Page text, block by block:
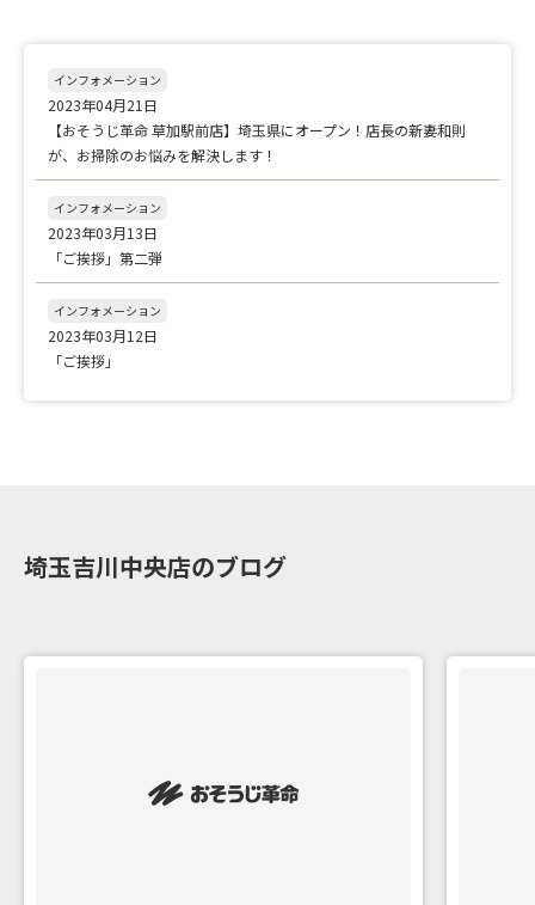
インフォメーション
2023年04月21日
【おそうじ革命 草加駅前店】埼玉県にオープン！店長の新妻和則
が、お掃除のお悩みを解決します！
インフォメーション
2023年03月13日
「ご挨拶」第二弾
インフォメーション
2023年03月12日
「ご挨拶」
埼玉吉川中央店のブログ